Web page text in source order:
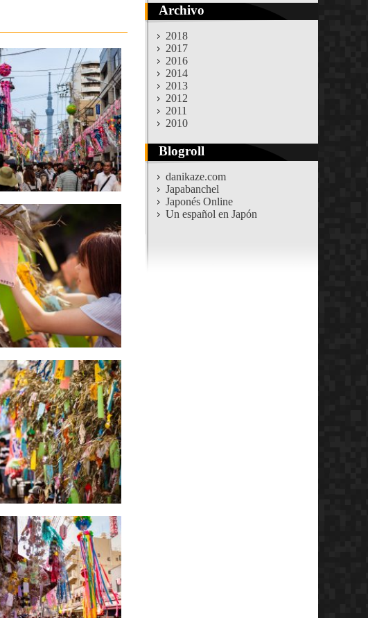
Archivo
2018
2017
2016
2014
2013
2012
2011
2010
Blogroll
danikaze.com
Japabanchel
Japonés Online
Un español en Japón